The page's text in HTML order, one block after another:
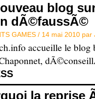
blog
dÃ©faussÃ©
GAMES / 14 mai 2010 par
accueille le blog
la reprise